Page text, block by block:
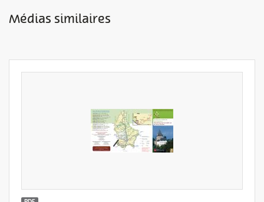
Médias similaires